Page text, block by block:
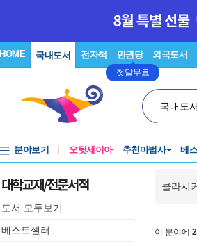
HOME 국내도서 전자책 만권당
첫달무료
외국도서
국내도
분야보기 오뒷세이아 추천마법사 베
대학교재/전문서적
도서 모두보기
베스트셀러
클라시
이 분야에